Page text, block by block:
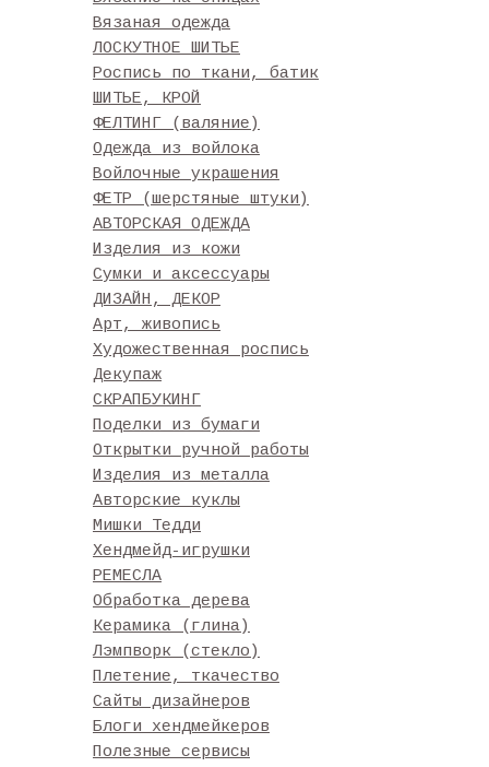
Вязаная одежда
ЛОСКУТНОЕ ШИТЬЕ
Роспись по ткани, батик
ШИТЬЕ, КРОЙ
ФЕЛТИНГ (валяние)
Одежда из войлока
Войлочные украшения
ФЕТР (шерстяные штуки)
АВТОРСКАЯ ОДЕЖДА
Изделия из кожи
Сумки и аксессуары
ДИЗАЙН, ДЕКОР
Арт, живопись
Художественная роспись
Декупаж
СКРАПБУКИНГ
Поделки из бумаги
Открытки ручной работы
Изделия из металла
Авторские куклы
Мишки Тедди
Хендмейд-игрушки
РЕМЕСЛА
Обработка дерева
Керамика (глина)
Лэмпворк (стекло)
Плетение, ткачество
Сайты дизайнеров
Блоги хендмейкеров
Полезные сервисы